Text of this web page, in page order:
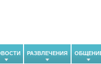
РАЗВЛЕЧЕНИЯ